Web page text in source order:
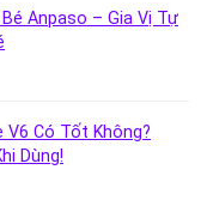
Anpaso – Gia Vị Tự
V6 Có Tốt Không?
Dùng!